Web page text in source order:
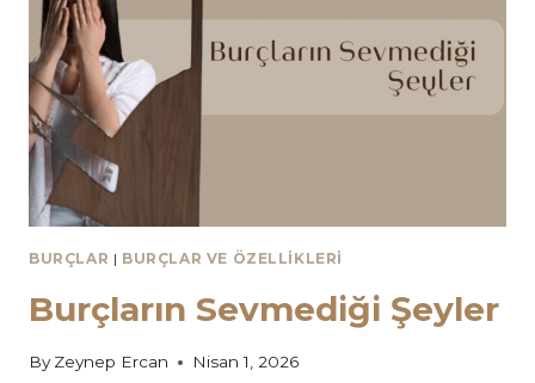
BURÇLAR | BURÇLAR VE ÖZELLIKLERI
Burçların Sevmediği Şeyler
By Zeynep Ercan Nisan 1, 2026